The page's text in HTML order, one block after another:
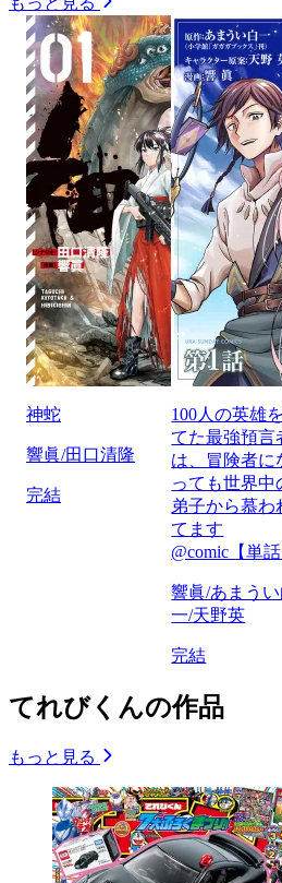
神蛇
響眞/田口清隆
完結
100人の英雄
てた最強預言
は、冒険者に
っても世界中
弟子から慕わ
てます
@comic【単話
響眞/あまうい
一/天野英
完結
てれびくんの作品
もっと見る